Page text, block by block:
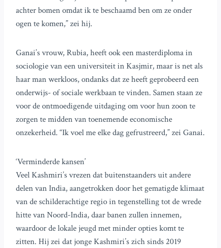
achter bomen omdat ik te beschaamd ben om ze onder
ogen te komen,” zei hij.
Ganai’s vrouw, Rubia, heeft ook een masterdiploma in
sociologie van een universiteit in Kasjmir, maar is net als
haar man werkloos, ondanks dat ze heeft geprobeerd een
onderwijs- of sociale werkbaan te vinden. Samen staan ze
voor de ontmoedigende uitdaging om voor hun zoon te
zorgen te midden van toenemende economische
onzekerheid. “Ik voel me elke dag gefrustreerd,” zei Ganai.
‘Verminderde kansen’
Veel Kashmiri’s vrezen dat buitenstaanders uit andere
delen van India, aangetrokken door het gematigde klimaat
van de schilderachtige regio in tegenstelling tot de wrede
hitte van Noord-India, daar banen zullen innemen,
waardoor de lokale jeugd met minder opties komt te
zitten. Hij zei dat jonge Kashmiri’s zich sinds 2019